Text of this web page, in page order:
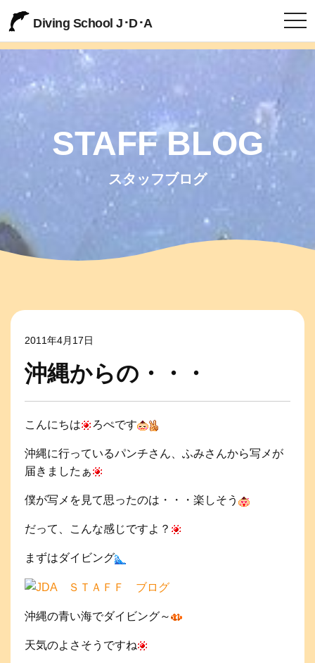
Diving School J･D･A
STAFF BLOG
スタッフブログ
2011年4月17日
沖縄からの・・・
こんにちは ろぺです
沖縄に行っているパンチさん、ふみさんから写メが
届きましたぁ
僕が写メを見て思ったのは・・・楽しそう
だって、こんな感じですよ？
まずはダイビング
沖縄の青い海でダイビング～
天気のよさそうですね